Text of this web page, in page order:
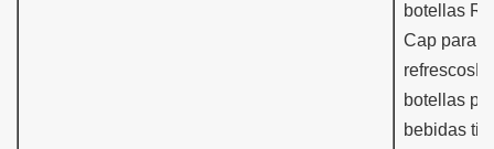
botellas
Cap para
refrescos
botellas
bebidas